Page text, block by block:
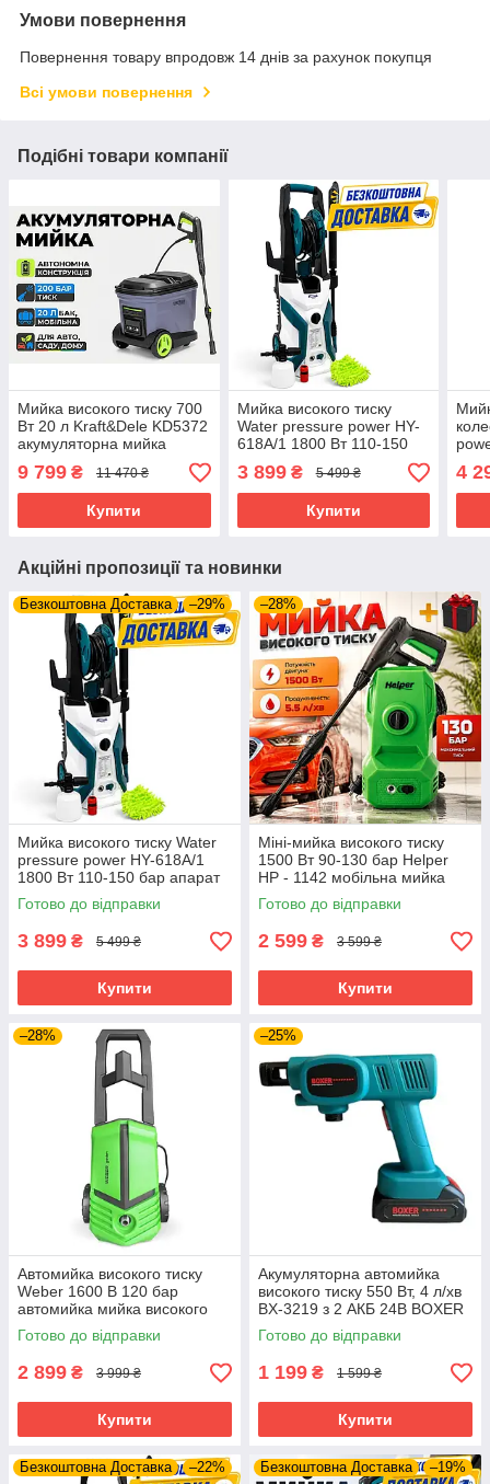
Умови повернення
Повернення товару впродовж 14 днів за рахунок покупця
Всі умови повернення
Подібні товари компанії
Мийка високого тиску 700
Вт 20 л Kraft&Dele KD5372
акумуляторна мийка
високого тиску мийка на
колесах автомийка
9 799 ₴ 11 470 ₴
Купити
Мийка високого тиску
Water pressure power HY-
618A/1 1800 Вт 110-150
бар апарат високого тиску
для миття машин
3 899₴ 5 499 ₴
Купити
бар
4
Акційні пропозиції та новинки
Безкоштовна Доставка –29%
Мийка високого тиску Water
pressure power HY-618A/1
1800 Вт 110-150 бар апарат
високого тиску для миття
машин
Готово до відправки
3 899 ₴ 5 499 ₴
Купити
–28%
Міні-мийка високого тиску
1500 Вт 90-130 бар Helper
HP - 1142 мобільна мийка
для авто та доріжок міні-
мийка для дачі та авто
Готово до відправки
2 599 ₴ 3 599 ₴
Купити
–28%
Автомийка високого тиску
Weber 1600 В 120 бар
автомийка мийка високого
тиску для будинку міні мийка
Готово до відправки
2 899 ₴ 3 999 ₴
Купити
–25%
Акумуляторна автомийка
високого тиску 550 Вт, 4 л/хв
BX-3219 з 2 АКБ 24В BOXER
Готово до відправки
1 199 ₴ 1 599 ₴
Купити
Безкоштовна Доставка –22% Безкоштовна Доставка –19%